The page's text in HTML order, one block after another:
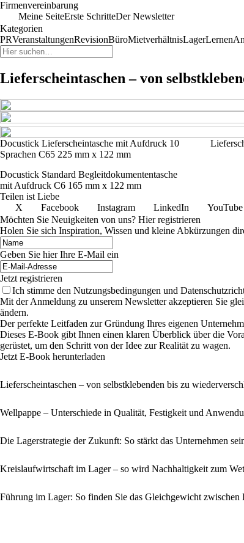
Firmenvereinbarung
Meine SeiteErste SchritteDer Newsletter
Kategorien
PRVeranstaltungenRevisionBüroMietverhältnisLagerLernen
Lieferscheintaschen – von
Docustick Lieferscheintasche mit Aufdruck 10
Sprachen C65 225 mm x 122 mm
Docustick Standard Begleitdokumententasche
mit Aufdruck C6 165 mm x 122 mm
Teilen ist Liebe
X
Facebook Instagram LinkedIn YouTube
Möchten Sie Neuigkeiten von uns? Hier registrieren
Holen Sie sich Inspiration, Wissen und kleine Abkürzungen
Geben Sie hier Ihre E-Mail ein
Jetzt registrieren
Ich stimme den Nutzungsbedingungen und
Mit der Anmeldung zu unserem Newsletter akzeptieren Sie
ändern.
Der perfekte Leitfaden zur Gründung Ihres eigenen
Dieses E-Book gibt Ihnen einen klaren Überblick über die
gerüstet, um den Schritt von der Idee zur Realität zu wagen.
Jetzt E-Book herunterladen
Lieferscheintaschen – von selbstklebenden bis zu
Wellpappe – Unterschiede in Qualität, Festigkeit und
Die Lagerstrategie der Zukunft: So stärkt das Unternehmen
Kreislaufwirtschaft im Lager – so wird Nachhaltigkeit zum
Führung im Lager: So finden Sie das Gleichgewicht zwischen